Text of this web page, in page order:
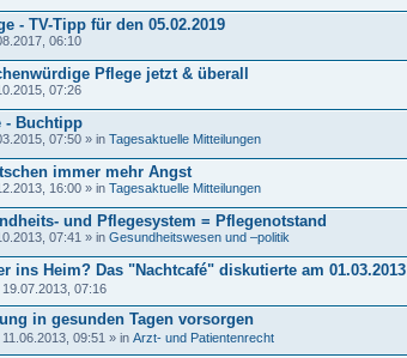
- TV-Tipp für den 05.02.2019
06:10
Pflege jetzt & überall
07:26
- Buchtipp
07:50 » in Tagesaktuelle Mitteilungen
immer mehr Angst
16:00 » in Tagesaktuelle Mitteilungen
und Pflegesystem = Pflegenotstand
07:41 » in Gesundheitswesen und –politik
ins Heim? Das "Nachtcafé" diskutierte am 01.03.2013
19.07.2013, 07:16
in gesunden Tagen vorsorgen
11.06.2013, 09:51 » in Arzt- und Patientenrecht